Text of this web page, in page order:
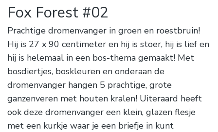
Fox Forest #02
Prachtige dromenvanger in groen en roestbruin!
Hij is 27 x 90 centimeter en hij is stoer, hij is lief en
hij is helemaal in een bos-thema gemaakt! Met
bosdiertjes, boskleuren en onderaan de
dromenvanger hangen 5 prachtige, grote
ganzenveren met houten kralen! Uiteraard heeft
ook deze dromenvanger een klein, glazen flesje
met een kurkje waar je een briefje in kunt